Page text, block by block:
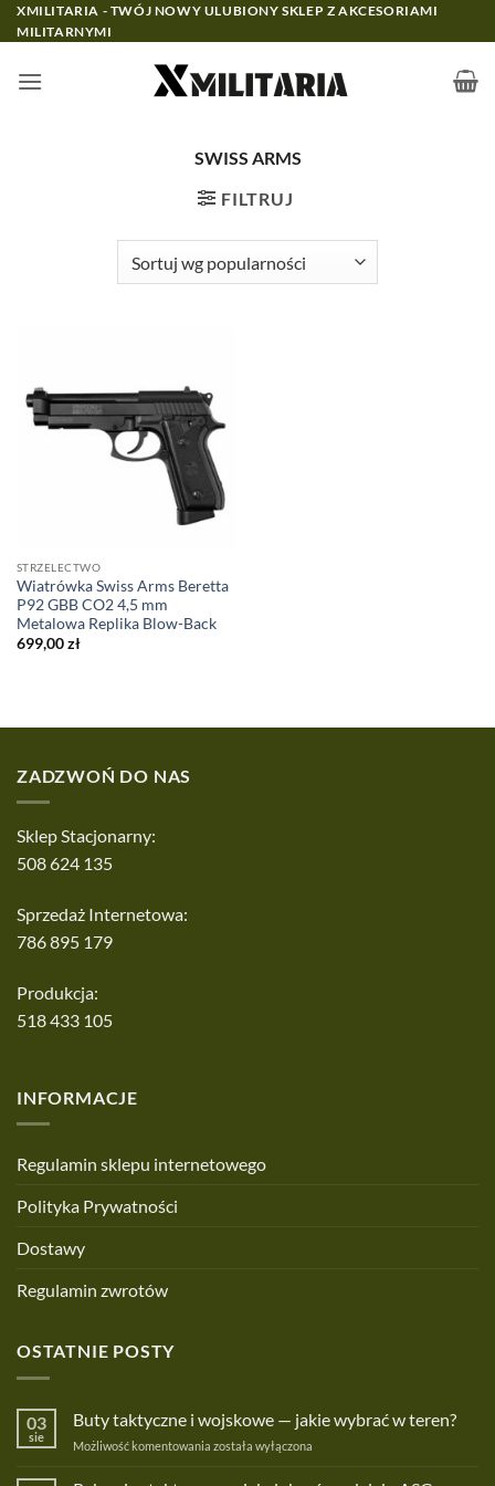
Przewiń
do
XMILITARIA - TWÓJ NOWY ULUBIONY SKLEP Z AKCESORIAMI
MILITARNYMI
SWISS ARMS
FILTRUJ
STRZELECTWO
Wiatrówka Swiss Arms Beretta
P92 GBB CO2 4,5 mm
Metalowa Replika Blow-Back
699,00zł
ZADZWOŃ DO NAS
Sklep Stacjonarny:
508 624 135
Sprzedaż Internetowa:
786 895 179
Produkcja:
518 433 105
INFORMACJE
Regulamin sklepu internetowego
Polityka Prywatności
Dostawy
Regulamin zwrotów
OSTATNIE POSTY
03
sie
Buty taktyczne i wojskowe — jakie wybrać w teren?
Możliwość komentowania Buty
została wyłączona